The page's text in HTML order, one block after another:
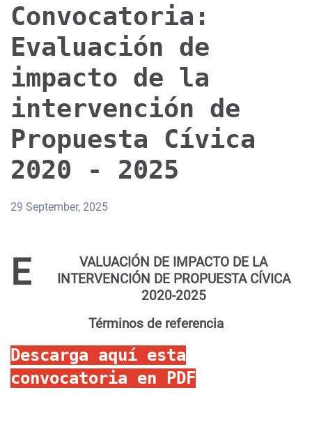
Convocatoria:
Evaluación de
impacto de la
intervención de
Propuesta Cívica
2020 - 2025
29 September, 2025
E
VALUACIÓN DE IMPACTO DE LA
INTERVENCIÓN DE PROPUESTA CÍVICA
2020-2025
Términos de referencia
Descarga aquí esta
convocatoria en PDF